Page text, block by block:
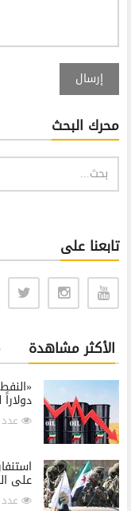
إرسال
محرك البحث
تابعنا على
الأكثر مشاهدة
عدد
على
عدد